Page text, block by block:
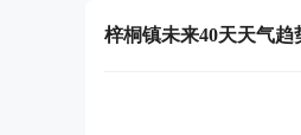
梓桐镇未来40天天气趋